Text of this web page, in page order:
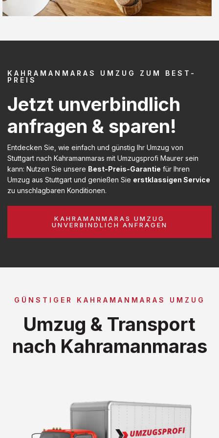
KAHRAMANMARAS UMZUG ZUM BEST-
PREIS
Jetzt unverbindlich
anfragen & sparen!
Entdecken Sie, wie einfach und günstig Ihr Umzug von
Stuttgart nach Kahramanmaras mit Umzugsprofi Maurer sein
kann: Nutzen Sie unsere Best-Preis-Garantie für Ihren
Umzug aus Stuttgart und genießen Sie erstklassigen Service
zu unschlagbaren Konditionen.
KAHRAMANMARAS UMZUG
UNVERBINDLICH ANFRAGEN
GÜNSTIGER KAHRAMANMARAS UMZUG
Umzug & Transport
nach Kahramanmaras